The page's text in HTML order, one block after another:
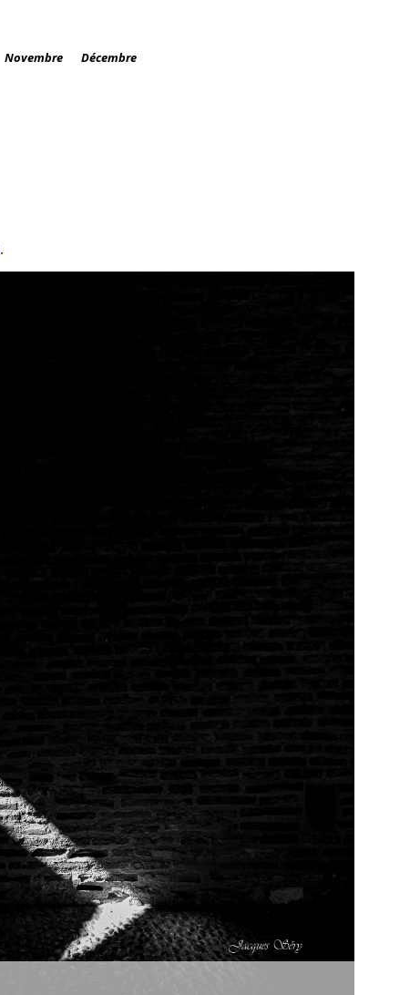
Novembre Décembre
.